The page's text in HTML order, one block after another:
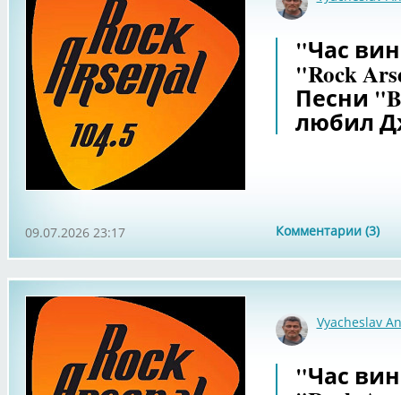
"Час
"Rock
Песни
любил
Комментарии (3)
09.07.2026 23:17
Vyacheslav
"Час